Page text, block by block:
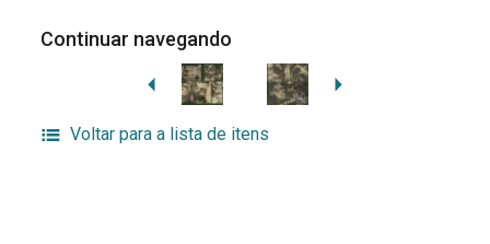
Continuar navegando
Voltar para a lista de itens